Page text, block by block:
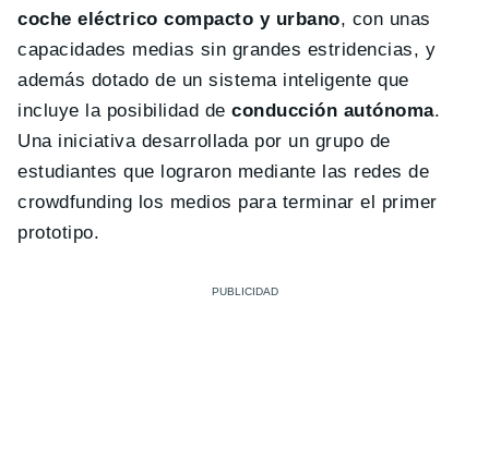
coche eléctrico compacto y urbano, con unas
capacidades medias sin grandes estridencias, y
además dotado de un sistema inteligente que
incluye la posibilidad deconducción autónoma.
Una iniciativa desarrollada por un grupo de
estudiantes que lograron mediante las redes de
crowdfunding los medios para terminar el primer
prototipo.